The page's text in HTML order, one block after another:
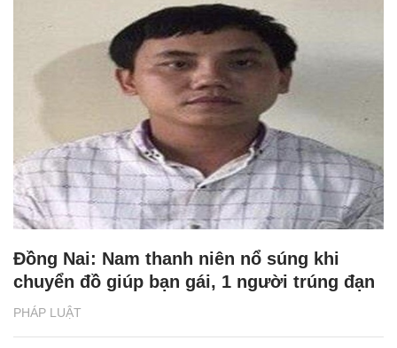
PHÁP LUẬT
Đồng Nai: Nam thanh niên nổ súng khi
chuyển đồ giúp bạn gái, 1 người trúng đạn